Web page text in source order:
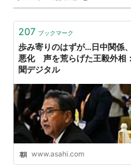
の攻撃はイランにとっては
あった。 それだけイラン…
207 ブックマーク
歩み寄りのはずが…日中関係
悪化 声を荒らげた王毅外相
聞デジタル
www.asahi.com